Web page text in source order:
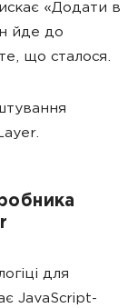
«Додати в
йде до
що сталося.
для
JavaScript-